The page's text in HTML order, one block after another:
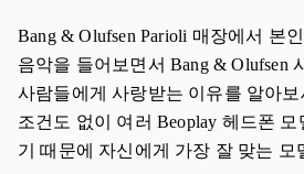
Bang & Olufsen Parioli 매장에서 본
음악을 들어보면서 Bang & Olufsen
사람들에게 사랑받는 이유를 알아
조건도 없이 여러 Beoplay 헤드폰
기 때문에 자신에게 가장 잘 맞는 모